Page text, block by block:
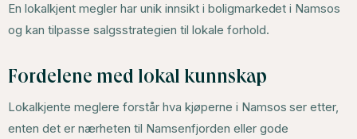
En lokalkjent megler har unik innsikt i boligmarkedet i Namsos
og kan tilpasse salgsstrategien til lokale forhold.
Fordelene med lokal kunnskap
Lokalkjente meglere forstår hva kjøperne i Namsos ser etter,
enten det er nærheten til Namsenfjorden eller gode